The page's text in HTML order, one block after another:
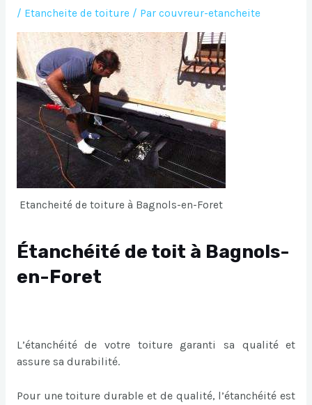
/ Etancheite de toiture/ Par couvreur-etancheite
Etancheité de toiture à Bagnols-en-Foret
Étanchéité de toit à Bagnols-
en-Foret
L’étanchéité de votre toiture garanti sa qualité et
assure sa durabilité.
Pour une toiture durable et de qualité, l’étanchéité est